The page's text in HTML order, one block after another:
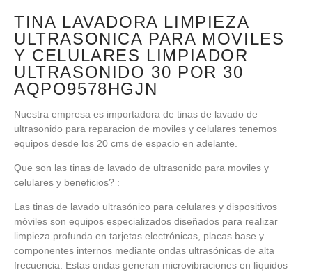
TINA LAVADORA LIMPIEZA
ULTRASONICA PARA MOVILES
Y CELULARES LIMPIADOR
ULTRASONIDO 30 POR 30
AQPO9578HGJN
Nuestra empresa es importadora de tinas de lavado de
ultrasonido para reparacion de moviles y celulares tenemos
equipos desde los 20 cms de espacio en adelante.
Que son las tinas de lavado de ultrasonido para moviles y
celulares y beneficios? :
Las tinas de lavado ultrasónico para celulares y dispositivos
móviles son equipos especializados diseñados para realizar
limpieza profunda en tarjetas electrónicas, placas base y
componentes internos mediante ondas ultrasónicas de alta
frecuencia. Estas ondas generan microvibraciones en líquidos